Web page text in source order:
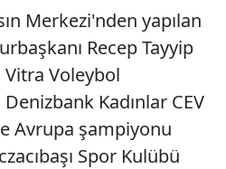
Merkezi'nden yapılan
Recep Tayyip
Vitra Voleybol
Denizbank Kadınlar CEV
Avrupa şampiyonu
Spor Kulübü